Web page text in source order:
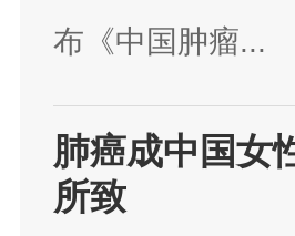
布《中国肿瘤...
肺癌成中国女
所致